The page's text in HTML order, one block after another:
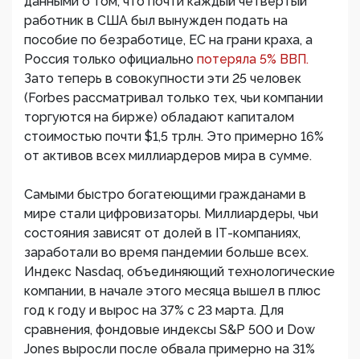
работник в США был вынужден подать на
пособие по безработице, ЕС на грани краха, а
Россия только официально потеряла 5% ВВП.
Зато теперь в совокупности эти 25 человек
(Forbes рассматривал только тех, чьи компании
торгуются на бирже) обладают капиталом
стоимостью почти $1,5 трлн. Это примерно 16%
от активов всех миллиардеров мира в сумме.
Самыми быстро богатеющими гражданами в
мире стали цифровизаторы. Миллиардеры, чьи
состояния зависят от долей в IТ-компаниях,
заработали во время пандемии больше всех.
Индекс Nasdaq, объединяющий технологические
компании, в начале этого месяца вышел в плюс
год к году и вырос на 37% с 23 марта. Для
сравнения, фондовые индексы S&P 500 и Dow
Jones выросли после обвала примерно на 31%